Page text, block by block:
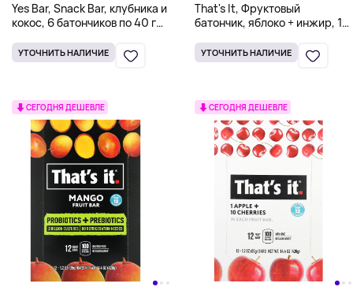
Yes Bar, Snack Bar, клубника и
кокос, 6 батончиков по 40 г
УТОЧНИТЬ НАЛИЧИЕ
That's It, Фруктовый
батончик, яблоко + инжир, 12
УТОЧНИТЬ НАЛИЧИЕ
СЕГОДНЯ ДЕШЕВЛЕ СЕГОДНЯ ДЕШЕВЛЕ